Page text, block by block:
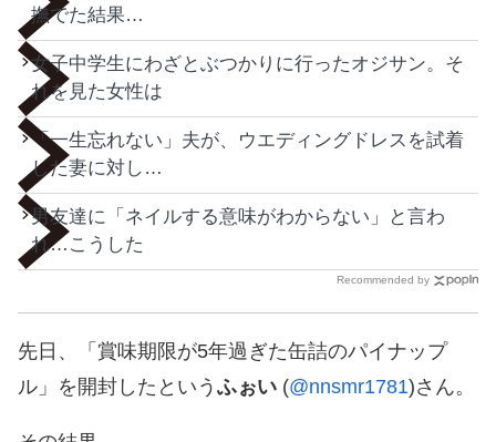
撫でた結果…
女子中学生にわざとぶつかりに行ったオジサン。そ
れを見た女性は
「一生忘れない」夫が、ウエディングドレスを試着
した妻に対し…
男友達に「ネイルする意味がわからない」と言わ
れ…こうした
Recommended by
先日、「賞味期限が5年過ぎた缶詰のパイナップ
ル」を開封したという ふぉい (@nnsmr1781)さん。